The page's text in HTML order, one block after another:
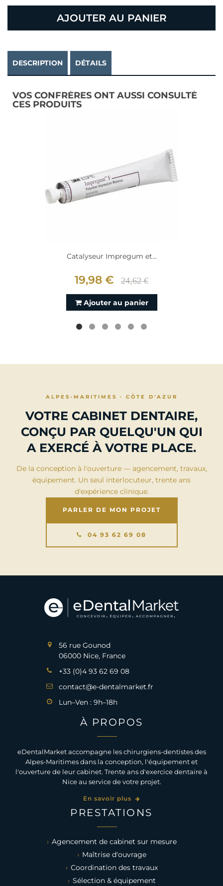
AJOUTER AU PANIER
DESCRIPTION DÉTAILS
VOS CONFRÈRES ONT AUSSI CONSULTÉ
CES PRODUITS
Catalyseur Impregum et...
19,98 € 24,62 €
Ajouter au panier
ALPES-MARITIMES · CÔTE D'AZUR
VOTRE CABINET DENTAIRE,
CONÇU PAR QUELQU'UN QUI
A EXERCÉ À VOTRE PLACE.
De la conception à l'ouverture — agencement, travaux,
équipement. Un seul interlocuteur, trente ans
d'expérience clinique.
PARLER DE MON PROJET
04 93 62 69 08
56 rue Gounod
06000 Nice, France
+33 (0)4 93 62 69 08
contact@e-dentalmarket.fr
Lun–Ven : 9h–18h
À PROPOS
eDentalMarket accompagne les chirurgiens-dentistes des
Alpes-Maritimes dans la conception, l'équipement et
l'ouverture de leur cabinet. Trente ans d'exercice dentaire à
Nice au service de votre projet.
En savoir plus
PRESTATIONS
Agencement de cabinet sur mesure
Maîtrise d'ouvrage
Coordination des travaux
Sélection & équipement